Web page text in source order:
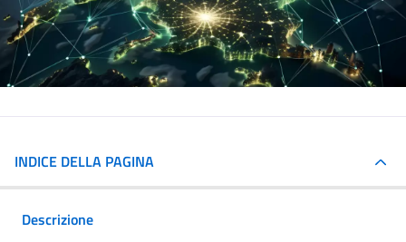
INDICE DELLA PAGINA
Descrizione